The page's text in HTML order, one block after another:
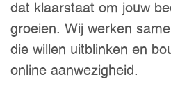
dat klaarstaat om jouw
groeien. Wij werken
die willen uitblinken en
online aanwezigheid.